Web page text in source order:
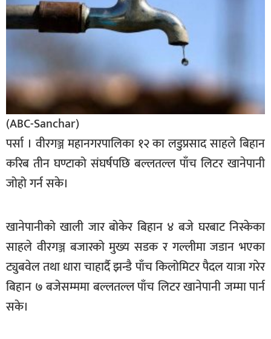
जीवनशैली
साहित्य
सूचना-
प्रवधि
(ABC-Sanchar)
पर्सा । वीरगञ्ज महानगरपालिका १२ का लडुप्रसाद साहले बिहान
करिब तीन घण्टाको संघर्षपछि बल्लतल्ल पाँच लिटर खानेपानी
जोहो गर्न सके।
खानेपानीको खाली जार बोकेर बिहान ४ बजे घरबाट निस्केका
साहले वीरगञ्ज बजारको मुख्य सडक र गल्लीमा जडान भएका
ट्युबवेल तथा धारा चाहार्दै झन्डै पाँच किलोमिटर पैदल यात्रा गरेर
बिहान ७ बजेसम्ममा बल्लतल्ल पाँच लिटर खानेपानी जम्मा पार्न
सके।